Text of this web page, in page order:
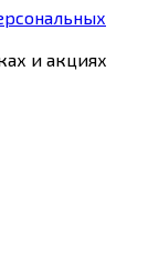
и акциях